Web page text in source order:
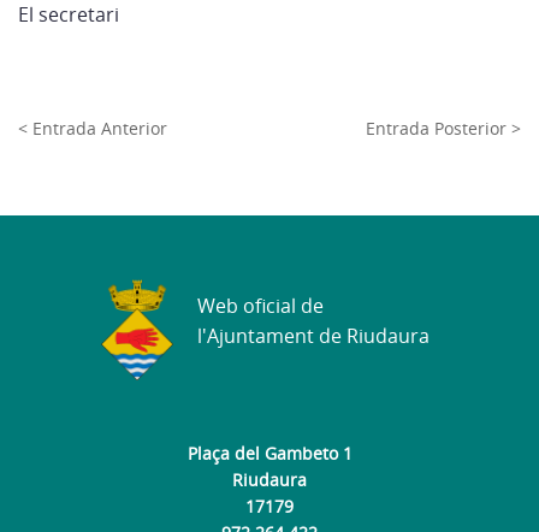
El secretari
< Entrada Anterior Entrada Posterior >
Plaça del Gambeto 1
Riudaura
17179
Web oficial de
l'Ajuntament de Riudaura